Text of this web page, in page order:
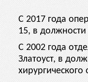
С 2017 года
15, в должности
С 2002 года
Златоуст, в
хирургического